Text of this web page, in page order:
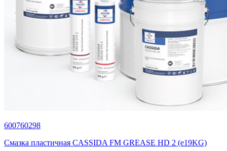
600760298
Смазка пластичная CASSIDA FM GREASE HD 2 (e19KG)